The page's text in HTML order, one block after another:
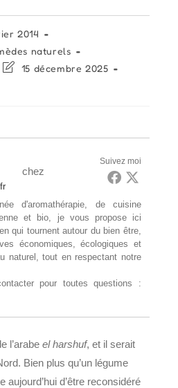
2014
naturels
Dernière
15 décembre 2025
Suivez moi
d'aromathérapie, de cuisine
et bio, je vous propose ici
qui tournent autour du bien être,
économiques, écologiques et
naturel, tout en respectant notre
pour toutes questions :
l’arabeel harshuf, et il serait
Bien plus qu’un légume
aujourd’hui d’être reconsidéré